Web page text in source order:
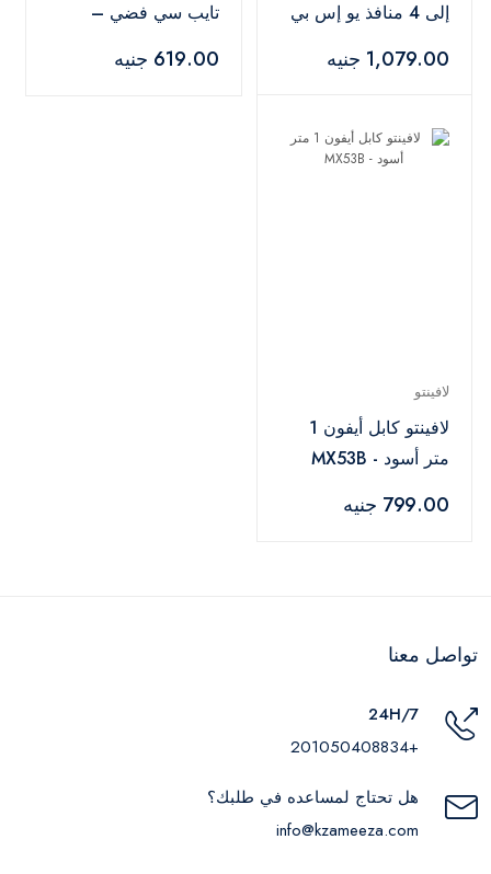
إلى 4 منافذ يو إس بي
1,079.00 جنيه
تايب سي فضي –
619.00 جنيه
لافينتو
لافينتو كابل أيفون 1
متر أسود - MX53B
799.00 جنيه
تواصل معنا
24H/7
+201050408834
هل تحتاج لمساعده في طلبك؟
info@kzameeza.com